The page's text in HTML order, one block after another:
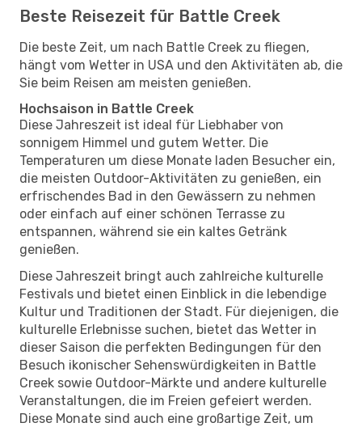
Beste Reisezeit für Battle Creek
Die beste Zeit, um nach Battle Creek zu fliegen,
hängt vom Wetter in USA und den Aktivitäten ab, die
Sie beim Reisen am meisten genießen.
Hochsaison in Battle Creek
Diese Jahreszeit ist ideal für Liebhaber von
sonnigem Himmel und gutem Wetter. Die
Temperaturen um diese Monate laden Besucher ein,
die meisten Outdoor-Aktivitäten zu genießen, ein
erfrischendes Bad in den Gewässern zu nehmen
oder einfach auf einer schönen Terrasse zu
entspannen, während sie ein kaltes Getränk
genießen.
Diese Jahreszeit bringt auch zahlreiche kulturelle
Festivals und bietet einen Einblick in die lebendige
Kultur und Traditionen der Stadt. Für diejenigen, die
kulturelle Erlebnisse suchen, bietet das Wetter in
dieser Saison die perfekten Bedingungen für den
Besuch ikonischer Sehenswürdigkeiten in Battle
Creek sowie Outdoor-Märkte und andere kulturelle
Veranstaltungen, die im Freien gefeiert werden.
Diese Monate sind auch eine großartige Zeit, um